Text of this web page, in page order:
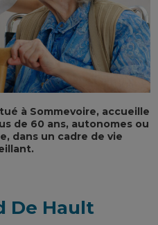
à Sommevoire, accueille
de 60 ans, autonomes ou
dans un cadre de vie
De Hault